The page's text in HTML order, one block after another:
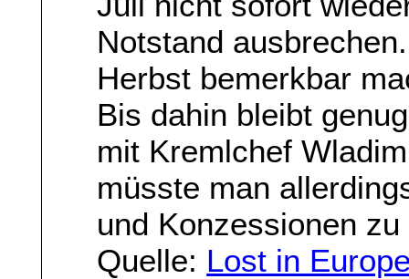
Notstand
Herbst bemerkbar
Bis dahin bleibt
mit Kremlchef
müsste man
und Konzessionen
Quelle: Lost in